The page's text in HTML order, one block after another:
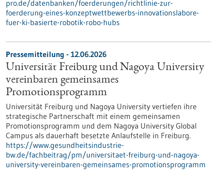
pro.de/datenbanken/foerderungen/richtlinie-zur-
foerderung-eines-konzeptwettbewerbs-innovationslabore-
fuer-ki-basierte-robotik-robo-hubs
Pressemitteilung - 12.06.2026
Universität Freiburg und Nagoya University
vereinbaren gemeinsames
Promotionsprogramm
Universität Freiburg und Nagoya University vertiefen ihre
strategische Partnerschaft mit einem gemeinsamen
Promotionsprogramm und dem Nagoya University Global
Campus als dauerhaft besetzte Anlaufstelle in Freiburg.
https://www.gesundheitsindustrie-
bw.de/fachbeitrag/pm/universitaet-freiburg-und-nagoya-
university-vereinbaren-gemeinsames-promotionsprogramm